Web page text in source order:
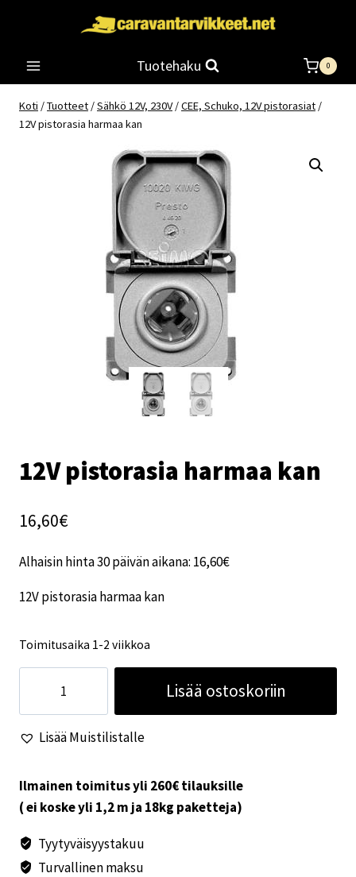
Tuotehaku 0
Koti /Tuotteet /Sähkö 12V, 230V /CEE, Schuko, 12V pistorasiat /
12V pistorasia harmaa kan
12V pistorasia harmaa kan
16,60€
Alhaisin hinta 30 päivän aikana: 16,60€
12V pistorasia harmaa kan
Toimitusaika 1-2 viikkoa
pistorasia
harmaa
kan
Lisää ostoskoriin
Lisää Muistilistalle
Ilmainen toimitus yli 260€ tilauksille
( ei koske yli 1,2 m ja 18kg paketteja)
Tyytyväisyystakuu
Turvallinen maksu